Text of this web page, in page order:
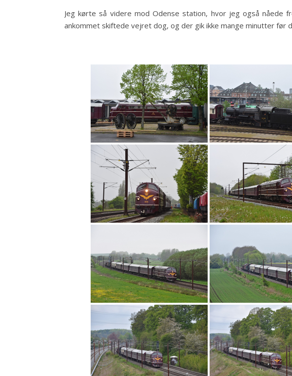
Jeg kørte så videre mod Odense station, hvor jeg også
ankommet skiftede vejret dog, og der gik ikke mange minutter før